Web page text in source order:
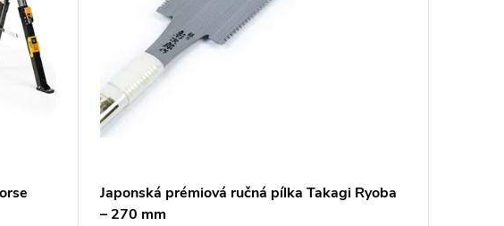
Japonská prémiová ručná pílka Takagi Ryoba
– 270 mm